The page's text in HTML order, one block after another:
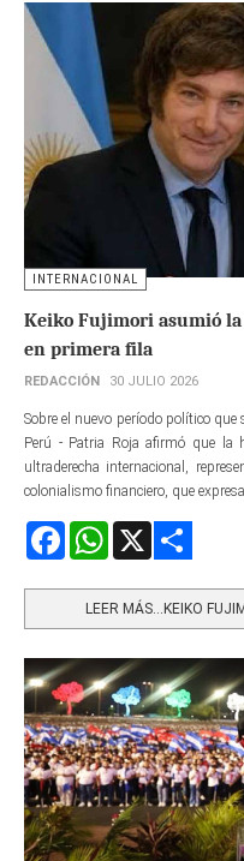
INTERNACIONAL
Keiko Fujimori asumió
en primera fila
REDACCIÓN 30 JULIO 2026
Sobre el nuevo período político
Perú - Patria Roja afirmó que la
ultraderecha internacional,
colonialismo financiero, que
FacebookWhatsApp
LEER MÁS…KEIKO